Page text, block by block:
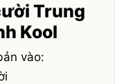
Trung
Kool